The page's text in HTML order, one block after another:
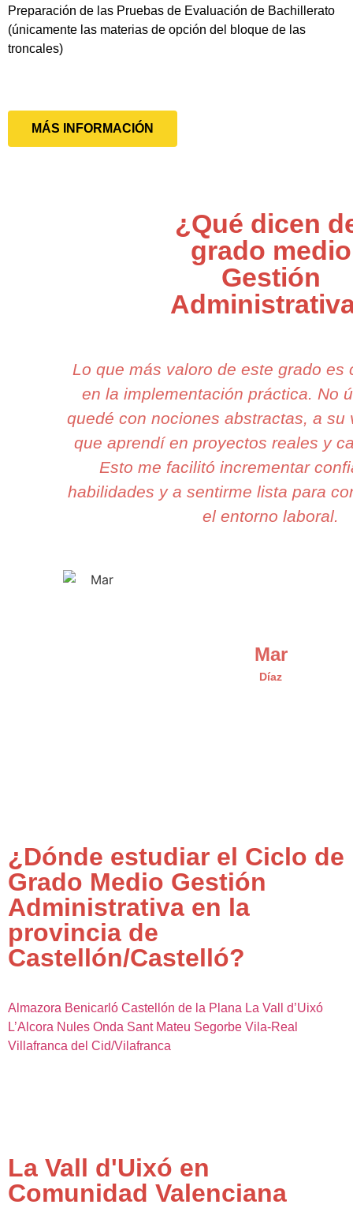
Preparación de las Pruebas de Evaluación de Bachillerato
(únicamente las materias de opción del bloque de las
troncales)
MÁS INFORMACIÓN
¿Qué dicen
grado medio
Gestión
Lo que más valoro de este grado es
en la implementación práctica. No
quedé con nociones abstractas, a su
que aprendí en proyectos reales y
Esto me facilitó incrementar
habilidades y a sentirme lista para
el entorno laboral.
Mar
Díaz
¿Dónde estudiar el Ciclo de
Grado Medio Gestión
Administrativa en la
provincia de
Castellón/Castelló?
Almazora Benicarló Castellón de la Plana La Vall d’Uixó
L’Alcora Nules Onda Sant Mateu Segorbe Vila-Real
Villafranca del Cid/Vilafranca
La Vall d'Uixó en
Comunidad Valenciana